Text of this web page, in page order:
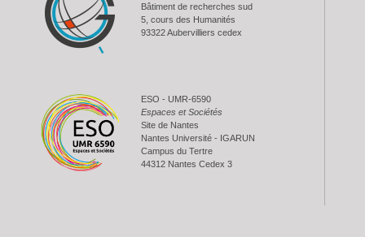
Bâtiment de recherches sud
5, cours des Humanités
93322 Aubervilliers cedex
ESO - UMR-6590
Espaces et Sociétés
Site de Nantes
Nantes Université - IGARUN
Campus du Tertre
44312 Nantes Cedex 3